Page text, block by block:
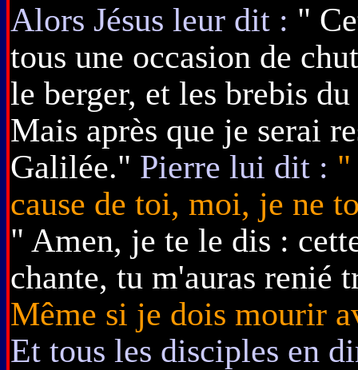
Alors Jésus leur dit : "
tous une occasion de
le berger, et les brebis
Mais après que je serai
Galilée." Pierre lui dit : "
cause de toi, moi, je ne
" Amen, je te le dis :
chante, tu m'auras renié
Même si je dois mourir
Et tous les disciples en